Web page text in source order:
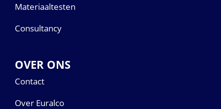
Materiaaltesten
Consultancy
OVER ONS
Contact
Over Euralco